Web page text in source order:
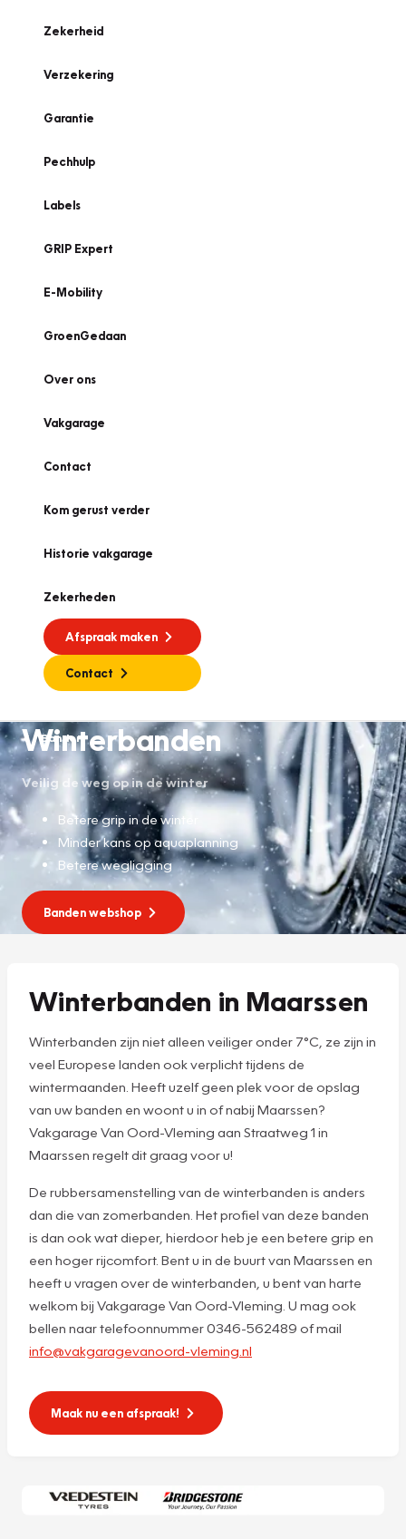
Zekerheid
Verzekering
Garantie
Pechhulp
Labels
GRIP Expert
E-Mobility
GroenGedaan
Over ons
Vakgarage
Contact
Kom gerust verder
Historie vakgarage
Zekerheden
Afspraak maken
Contact
Banden
Winterbanden
Veilig de weg op in de winter
Betere grip in de winter
Minder kans op aquaplanning
Betere wegligging
Banden webshop
Winterbanden in Maarssen
Winterbanden zijn niet alleen veiliger onder 7°C, ze zijn in
veel Europese landen ook verplicht tijdens de
wintermaanden. Heeft uzelf geen plek voor de opslag
van uw banden en woont u in of nabij Maarssen?
Vakgarage Van Oord-Vleming aan Straatweg 1 in
Maarssen regelt dit graag voor u!
De rubbersamenstelling van de winterbanden is anders
dan die van zomerbanden. Het profiel van deze banden
is dan ook wat dieper, hierdoor heb je een betere grip en
een hoger rijcomfort. Bent u in de buurt van Maarssen en
heeft u vragen over de winterbanden, u bent van harte
welkom bij Vakgarage Van Oord-Vleming. U mag ook
bellen naar telefoonnummer 0346-562489 of mail
info@vakgaragevanoord-vleming.nl
Maak nu een afspraak!